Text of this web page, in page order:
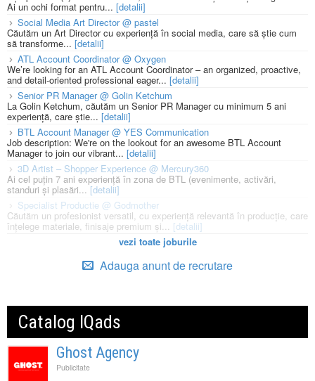
Ai un ochi format pentru... [detalii]
Social Media Art Director @ pastel
Căutăm un Art Director cu experiență în social media, care să știe cum
să transforme... [detalii]
ATL Account Coordinator @ Oxygen
We’re looking for an ATL Account Coordinator – an organized, proactive,
and detail-oriented professional eager... [detalii]
Senior PR Manager @ Golin Ketchum
La Golin Ketchum, căutăm un Senior PR Manager cu minimum 5 ani
experiență, care știe... [detalii]
BTL Account Manager @ YES Communication
Job description: We're on the lookout for an awesome BTL Account
Manager to join our vibrant... [detalii]
3D Artist – Shopper Experience @ Mercury360
Ai cel puțin 7 ani experiență în zona de BTL (evenimente, activări,
standuri și plasări...[detalii]
Specialist Productie @ Godmother
Căutăm un profesionist versatil, cu experiență relevantă în producție, care
înțelege materiale, finisaje premium și... [detalii]
vezi toate joburile
Adauga anunt de recrutare
Catalog IQads
Ghost Agency
Publicitate